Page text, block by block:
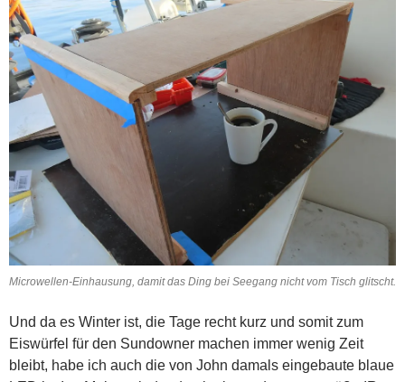
Microwellen-Einhausung, damit das Ding bei Seegang nicht vom Tisch glitscht.
Und da es Winter ist, die Tage recht kurz und somit zum
Eiswürfel für den Sundowner machen immer wenig Zeit
bleibt, habe ich auch die von John damals eingebaute blaue